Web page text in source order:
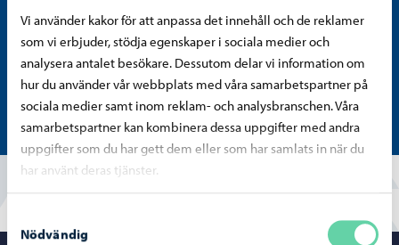
Vi använder kakor för att anpassa det innehåll och de reklamer
som vi erbjuder, stödja egenskaper i sociala medier och
analysera antalet besökare. Dessutom delar vi information om
hur du använder vår webbplats med våra samarbetspartner på
sociala medier samt inom reklam- och analysbranschen. Våra
samarbetspartner kan kombinera dessa uppgifter med andra
uppgifter som du har gett dem eller som har samlats in när du
har använt deras tjänster.
Nödvändig
hälsovårdstjänster hittar du på Östra
Nylands välfärdsområdets webbplats.
Östra Nylands välfärdsområde